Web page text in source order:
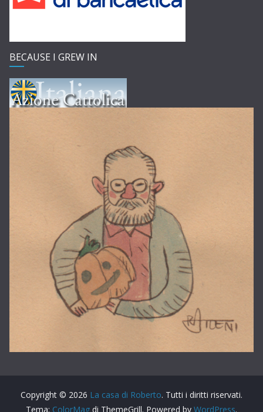
BECAUSE I GREW IN
Copyright © 2026 La casa di Roberto. Tutti i diritti riservati.
Tema: ColorMag di ThemeGrill. Powered by WordPress.